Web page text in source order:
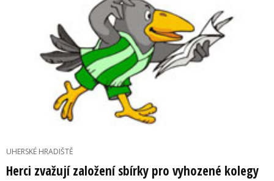
UHERSKÉ HRADIŠTĚ
Herci zvažují založení sbírky pro vyhozené kolegy